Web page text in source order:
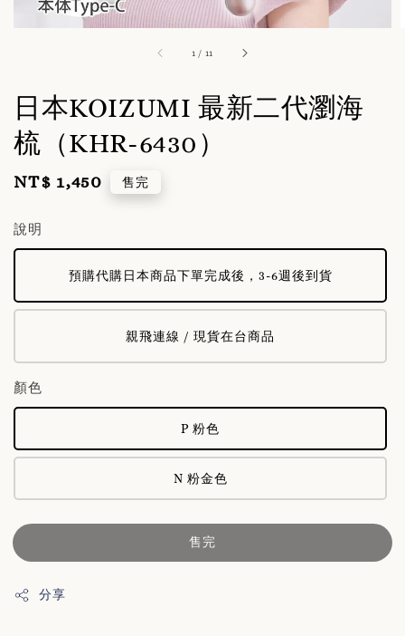
1 / 11
日本KOIZUMI 最新二代瀏海
梳（KHR-6430）
Regular
NT$ 1,450 售完
說明
預購代購日本商品下單完成後，3-6週後到貨
親飛連線 / 現貨在台商品
顏色
P 粉色
N 粉金色
售完
分享